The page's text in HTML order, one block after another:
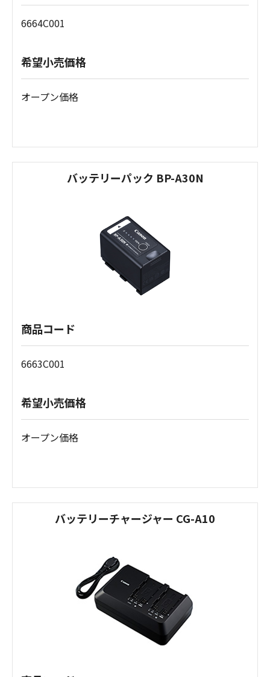
6664C001
希望小売価格
オープン価格
バッテリーパック BP-A30N
商品コード
6663C001
希望小売価格
オープン価格
バッテリーチャージャー CG-A10